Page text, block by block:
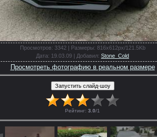
Просмотров: 3342 | Размеры: 816x612px/121.5Kb
Дата: 19.03.09 | Добавил: Stone_Cold
Просмотреть фотографию в реальном размере
Рейтинг: 3.0/1